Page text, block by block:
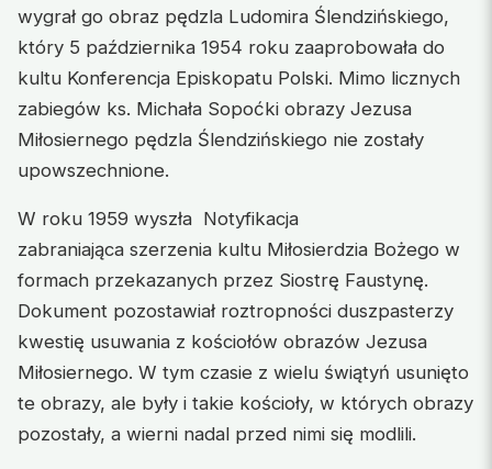
wygrał go obraz pędzla Ludomira Ślendzińskiego,
który 5 października 1954 roku zaaprobowała do
kultu Konferencja Episkopatu Polski. Mimo licznych
zabiegów ks. Michała Sopoćki obrazy Jezusa
Miłosiernego pędzla Ślendzińskiego nie zostały
upowszechnione.
W roku 1959 wyszła Notyfikacja
zabraniająca szerzenia kultu Miłosierdzia Bożego w
formach przekazanych przez Siostrę Faustynę.
Dokument pozostawiał roztropności duszpasterzy
kwestię usuwania z kościołów obrazów Jezusa
Miłosiernego. W tym czasie z wielu świątyń usunięto
te obrazy, ale były i takie kościoły, w których obrazy
pozostały, a wierni nadal przed nimi się modlili.